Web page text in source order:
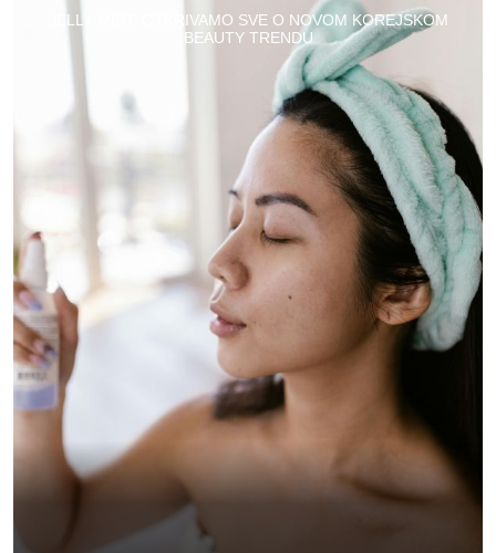
JELLY MIST: OTKRIVAMO SVE O NOVOM KOREJSKOM
BEAUTY TRENDU